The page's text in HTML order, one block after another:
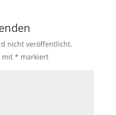
nicht veröffentlicht.
mit * markiert